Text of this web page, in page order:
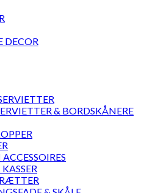
DECOR
& BORDSKÅNERE